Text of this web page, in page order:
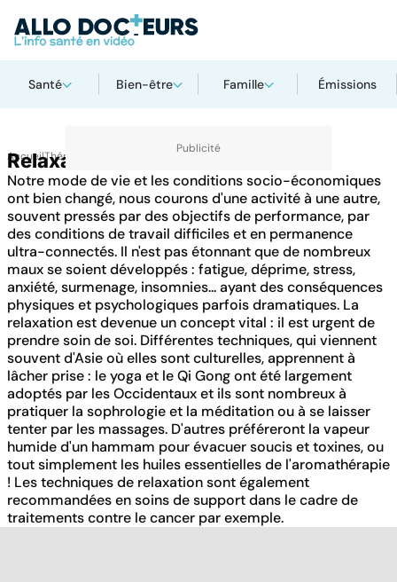
Santé Bien-être Famille Émissions
AccueilThématiques
Relaxation
Notre mode de vie et les conditions socio-économiques
ont bien changé, nous courons d'une activité à une autre,
souvent pressés par des objectifs de performance, par
des conditions de travail difficiles et en permanence
ultra-connectés. Il n'est pas étonnant que de nombreux
maux se soient développés : fatigue, déprime, stress,
anxiété, surmenage, insomnies... ayant des conséquences
physiques et psychologiques parfois dramatiques. La
relaxation est devenue un concept vital : il est urgent de
prendre soin de soi. Différentes techniques, qui viennent
souvent d'Asie où elles sont culturelles, apprennent à
lâcher prise : le yoga et le Qi Gong ont été largement
adoptés par les Occidentaux et ils sont nombreux à
pratiquer la sophrologie et la méditation ou à se laisser
tenter par les massages. D'autres préféreront la vapeur
humide d'un hammam pour évacuer soucis et toxines, ou
tout simplement les huiles essentielles de l'aromathérapie
! Les techniques de relaxation sont également
recommandées en soins de support dans le cadre de
traitements contre le cancer par exemple.